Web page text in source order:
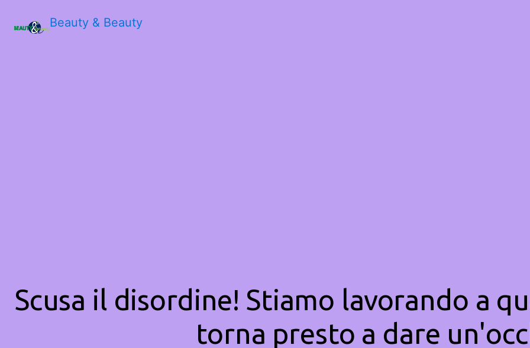
Beauty & Beauty
Scusa il disordine! Stiamo lavorando a
torna presto a dare